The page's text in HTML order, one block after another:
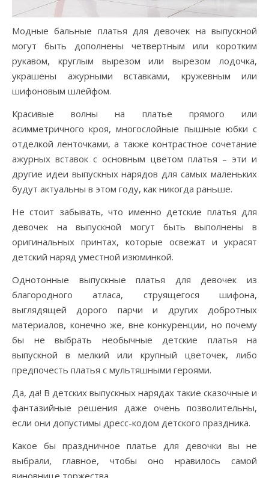
Модные бальные платья для девочек на выпускной
могут быть дополнены четвертным или коротким
рукавом, круглым вырезом или вырезом лодочка,
украшены ажурными вставками, кружевным или
шифоновым шлейфом.
Красивые волны на платье прямого или
асимметричного кроя, многослойные пышные юбки с
отделкой ленточками, а также контрастное сочетание
ажурных вставок с основным цветом платья – эти и
другие идеи выпускных нарядов для самых маленьких
будут актуальны в этом году, как никогда раньше.
Не стоит забывать, что именно детские платья для
девочек на выпускной могут быть выполнены в
оригинальных принтах, которые освежат и украсят
детский наряд уместной изюминкой.
Однотонные выпускные платья для девочек из
благородного атласа, струящегося шифона,
выглядящей дорого парчи и других добротных
материалов, конечно же, вне конкуренции, но почему
бы не выбрать необычные детские платья на
выпускной в мелкий или крупный цветочек, либо
предпочесть платья с мультяшными героями.
Да, да! В детских выпускных нарядах такие сказочные и
фантазийные решения даже очень позволительны,
если они допустимы дресс-кодом детского праздника.
Какое бы праздничное платье для девочки вы не
выбрали, главное, чтобы оно нравилось самой
виновнице торжества.